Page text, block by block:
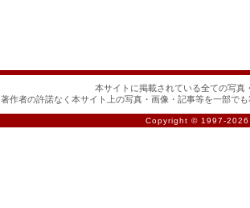
本サイトに掲載されている全ての写真
著作者の許諾なく本サイト上の写真・画像・記事等を一部で
Copyright © 1997-